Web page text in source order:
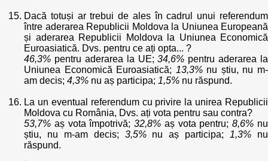
Dacă totuși ar trebui de ales în cadrul unui referendum
între aderarea Republicii Moldova la Uniunea Europeană
și aderarea Republicii Moldova la Uniunea Economică
Euroasiatică. Dvs. pentru ce ați opta... ?
46,3% pentru aderarea la UE;34,6% pentru aderarea la
Uniunea Economică Euroasiatică; 13,3%nu știu, nu m-
am decis; 4,3% nu aș participa; 1,5% nu răspund.
La un eventual referendum cu privire la unirea Republicii
Moldova cu România, Dvs. ați vota pentru sau contra?
53,7% aș vota împotrivă;32,8% aș vota pentru;8,6% nu
știu, nu m-am decis; 3,5%nu aș participa; 1,3% nu
răspund.